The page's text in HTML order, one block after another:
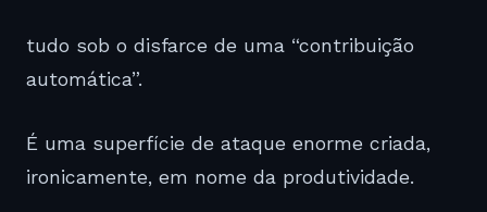
tudo sob o disfarce de uma “contribuição
automática”.
É uma superfície de ataque enorme criada,
ironicamente, em nome da produtividade.